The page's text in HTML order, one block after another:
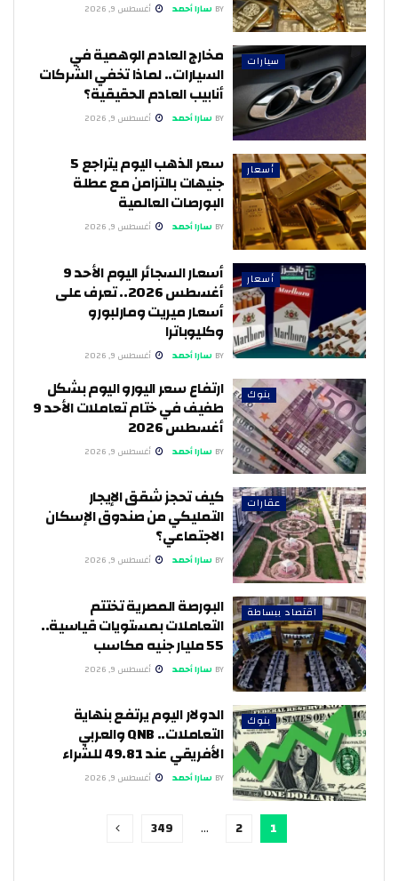
BY سارا أحمد أغسطس 9, 2026
سيارات مخارج العادم الوهمية في
السيارات.. لماذا تخفي الشركات
أنابيب العادم الحقيقية؟
BY سارا أحمد أغسطس 9, 2026
أسعار سعر الذهب اليوم يتراجع 5
جنيهات بالتزامن مع عطلة
البورصات العالمية
BY سارا أحمد أغسطس 9, 2026
أسعار أسعار السجائر اليوم الأحد 9
أغسطس 2026.. تعرف على
أسعار ميريت ومارلبورو
وكليوباترا
BY سارا أحمد أغسطس 9, 2026
بنوك ارتفاع سعر اليورو اليوم بشكل
طفيف في ختام تعاملات الأحد 9
أغسطس 2026
BY سارا أحمد أغسطس 9, 2026
عقارات كيف تحجز شقق الإيجار
التمليكي من صندوق الإسكان
الاجتماعي؟
BY سارا أحمد أغسطس 9, 2026
اقتصاد ببساطة البورصة المصرية تختتم
التعاملات بمستويات قياسية..
55 مليار جنيه مكاسب
BY سارا أحمد أغسطس 9, 2026
بنوك الدولار اليوم يرتفع بنهاية
التعاملات.. QNB والعربي
الأفريقي عند 49.81 للشراء
BY سارا أحمد أغسطس 9, 2026
1
2
…
349